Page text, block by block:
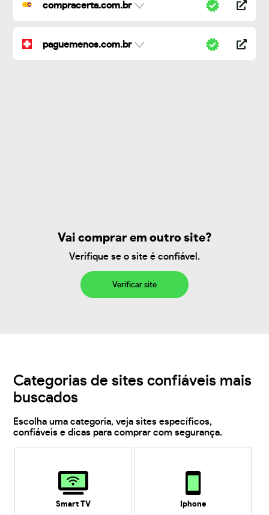
compracerta.com.br
paguemenos.com.br
Vai comprar em outro site?
Verifique se o site é confiável.
Verificar site
Categorias de sites confiáveis mais
buscados
Escolha uma categoria, veja sites específicos,
confiáveis e dicas para comprar com segurança.
Smart TV Iphone